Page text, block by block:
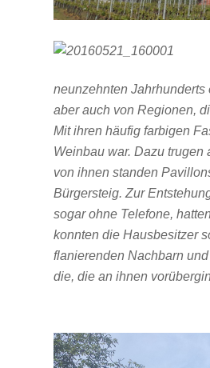
neunzehnten Jahrhunderts
aber auch von Regionen,
Mit ihren häufig farbigen
Weinbau war. Dazu
von ihnen standen
Bürgersteig. Zur
sogar ohne Telefone,
konnten die Hausbesitzer
flanierenden Nachbarn
die, die an ihnen